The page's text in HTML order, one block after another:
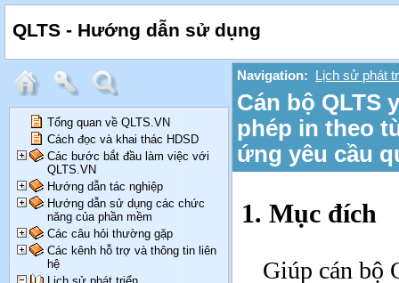
QLTS - Hướng dẫn sử dụng